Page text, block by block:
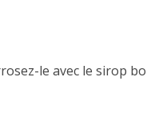
le avec le sirop